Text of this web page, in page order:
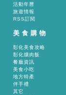
活動年曆
旅遊情報
RSS訂閱
美食購物
彰化美食攻略
彰化爌肉飯
餐廳資訊
美食小吃
地方特產
伴手禮
其它